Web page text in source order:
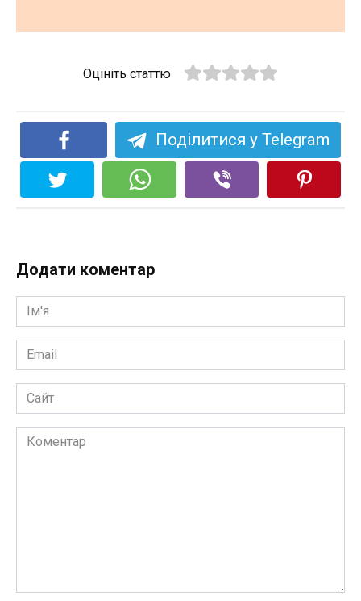
Оцініть статтю
Поділитися у Telegram
Додати коментар
Ім'я
*
Email
*
Сайт
Коментар